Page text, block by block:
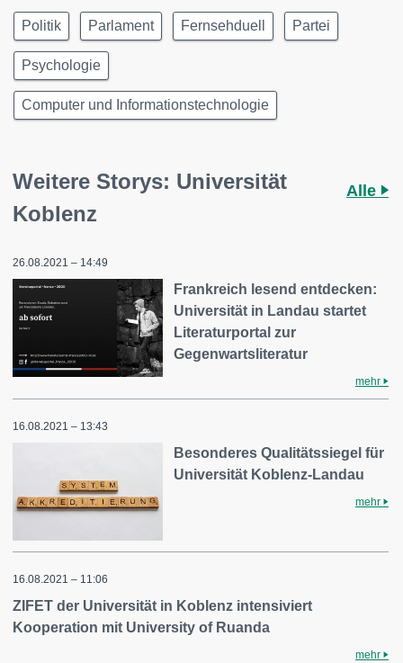
Politik Parlament Fernsehduell Partei
Psychologie
Computer und Informationstechnologie
Weitere Storys: Universität
Koblenz
Alle
26.08.2021 – 14:49
Frankreich lesend entdecken:
Universität in Landau startet
Literaturportal zur
Gegenwartsliteratur
mehr
16.08.2021 – 13:43
Besonderes Qualitätssiegel für
Universität Koblenz-Landau
mehr
16.08.2021 – 11:06
ZIFET der Universität in Koblenz intensiviert
Kooperation mit University of Ruanda
mehr